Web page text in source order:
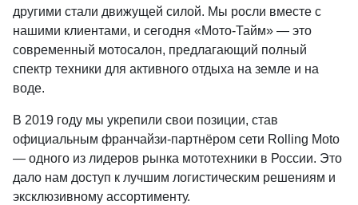
другими стали движущей силой. Мы росли вместе с
нашими клиентами, и сегодня «Мото-Тайм» — это
современный мотосалон, предлагающий полный
спектр техники для активного отдыха на земле и на
воде.
В 2019 году мы укрепили свои позиции, став
официальным франчайзи-партнёром сети Rolling Moto
— одного из лидеров рынка мототехники в России. Это
дало нам доступ к лучшим логистическим решениям и
эксклюзивному ассортименту.